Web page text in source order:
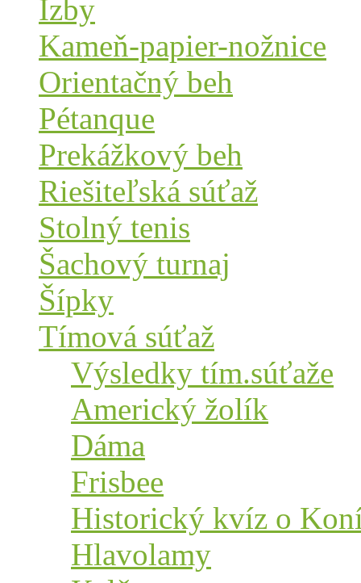
Izby
Kameň-papier-nožnice
Orientačný beh
Pétanque
Prekážkový beh
Riešiteľská súťaž
Stolný tenis
Šachový turnaj
Šípky
Tímová súťaž
Výsledky tím.súťaže
Americký žolík
Dáma
Frisbee
Historický kvíz o
Hlavolamy